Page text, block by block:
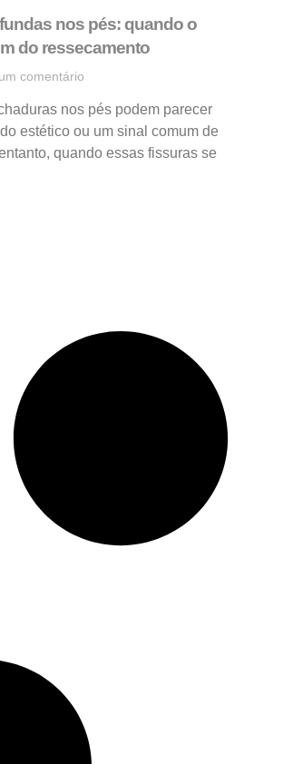
nos pés: quando o
do ressecamento
comentário
nos pés podem parecer
estético ou um sinal comum de
quando essas fissuras se